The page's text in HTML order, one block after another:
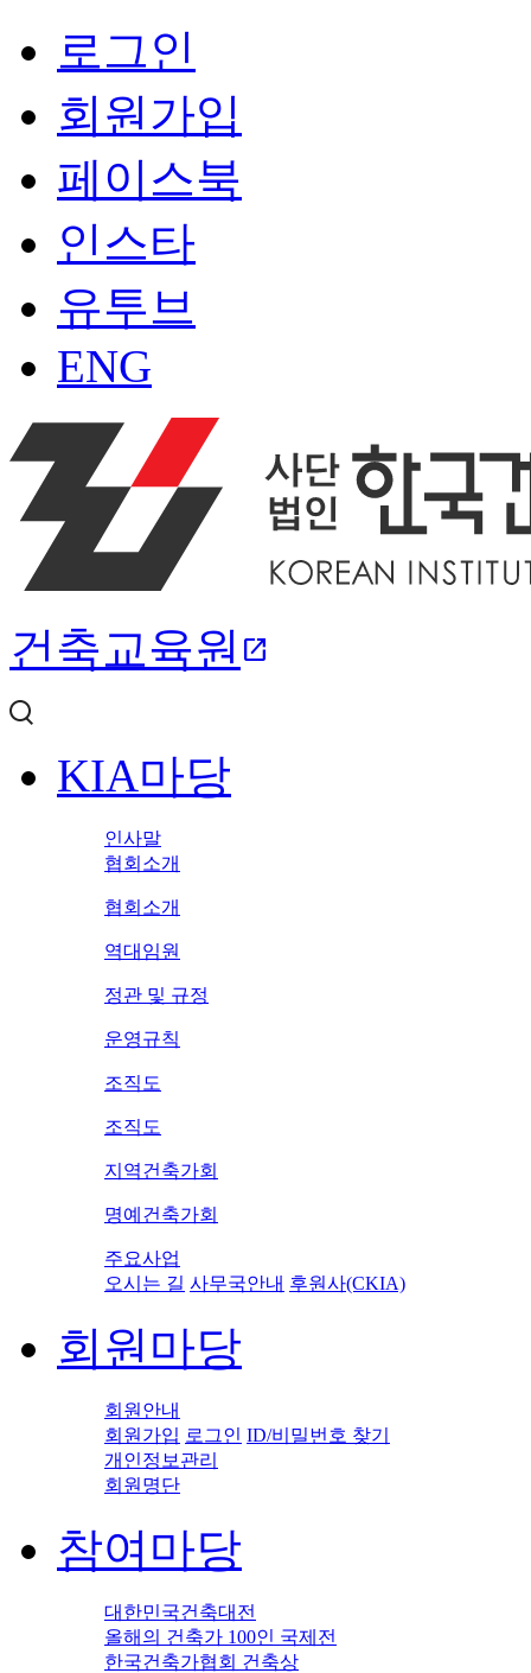
로그인
회원가입
페이스북
인스타
유투브
ENG
건축교육원 open_in_new
KIA마당
인사말
협회소개
협회소개
역대임원
정관 및 규정
운영규칙
조직도
조직도
지역건축가회
명예건축가회
주요사업
오시는 길 사무국안내 후원사(CKIA)
회원마당
회원안내
회원가입 로그인 ID/비밀번호 찾기
개인정보관리
회원명단
참여마당
대한민국건축대전
올해의 건축가 100인 국제전
한국건축가협회 건축상